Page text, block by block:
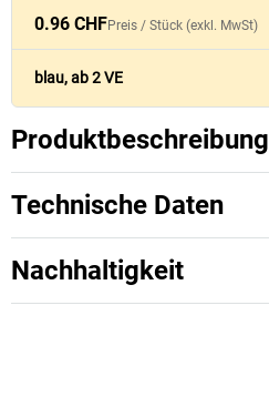
0.96 CHFPreis / Stück (exkl. MwSt)
blau, ab 2 VE
Produktbeschreibung
Technische Daten
Nachhaltigkeit